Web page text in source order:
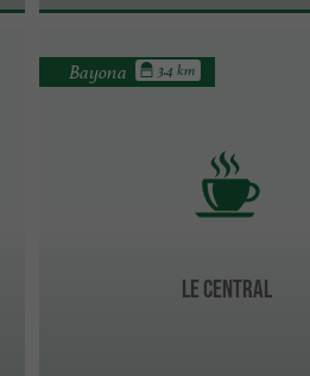
Le Central
Bayona 3.4 km